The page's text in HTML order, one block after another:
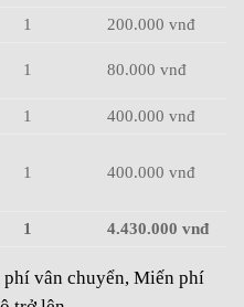
1
200.000 vnđ
1 80.000 vnđ
1
400.000 vnđ
1 400.000 vnđ
1 4.430.000 vnđ
vân chuyển, Miến phí